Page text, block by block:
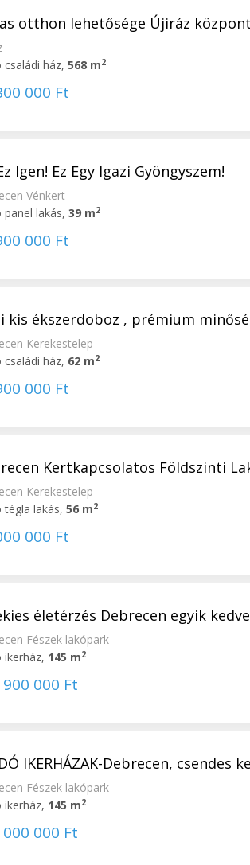
otthon lehetősége Újiráz
családi ház,568 m2
000 Ft
Igen! Ez Egy Igazi Gyöngyszem!
Vénkert
panel lakás,39 m2
000 Ft
kis ékszerdoboz , prémium
Kerekestelep
családi ház, 62 m2
000 Ft
Kertkapcsolatos Földszinti
Kerekestelep
tégla lakás,56 m2
000 Ft
életérzés Debrecen egyik
Fészek lakópark
ikerház, 145 m2
000 Ft
IKERHÁZAK-Debrecen, csendes
Fészek lakópark
ikerház, 145 m2
000 Ft